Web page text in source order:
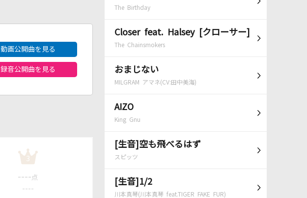
The Birthday
Closer feat. Halsey [クローサー]
The Chainsmokers
おまじない
MILGRAM アマネ(CV:田中美海)
AIZO
King Gnu
[生音]空も飛べるはず
スピッツ
[生音]1/2
川本真琴(川本真琴 feat.TIGER FAKE FUR)
動画公開曲を見る
録音公開曲を見る
3
---- 点
----